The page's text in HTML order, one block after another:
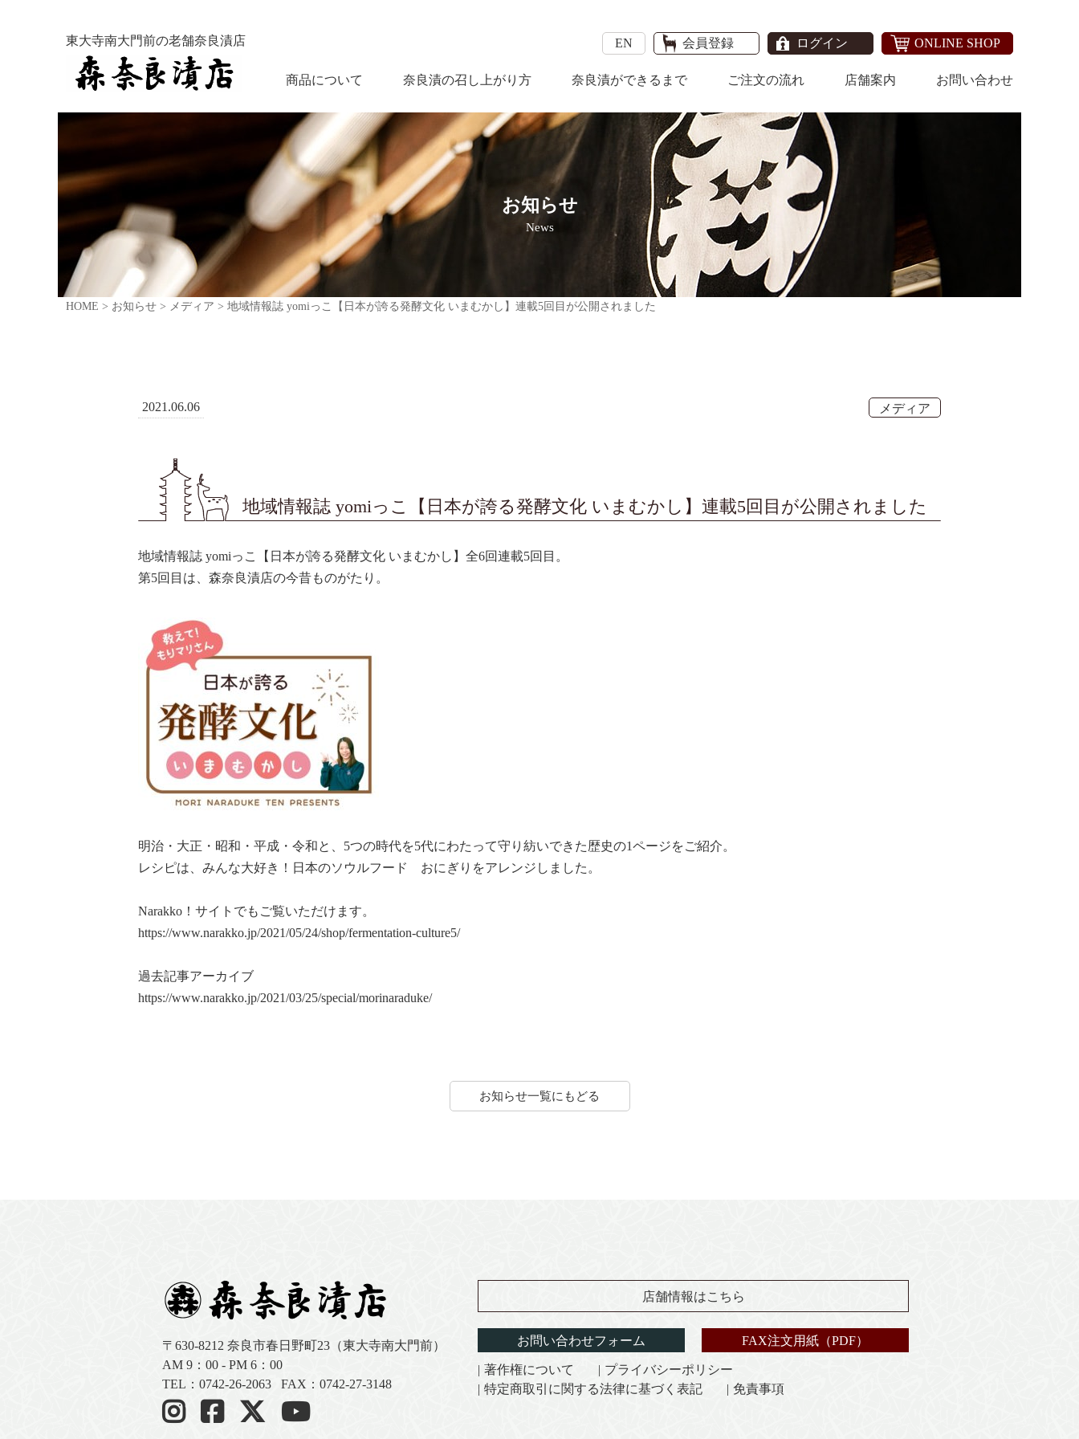
東大寺南大門前の老舗奈良漬店 EN 会員登録 ログイン ONLINE SHOP
商品について 奈良漬の召し上がり方 奈良漬ができるまで ご注文の流れ 店舗案内 お問い合わせ
お知らせ
News
HOME > お知らせ > メディア > 地域情報誌 yomiっこ【日本が誇る発酵文化 いまむかし】連載5回目が公開されました
2021.06.06 メディア
地域情報誌 yomiっこ【日本が誇る発酵文化 いまむかし】連載5回目が公開されました
地域情報誌 yomiっこ【日本が誇る発酵文化 いまむかし】全6回連載5回目。
第5回目は、森奈良漬店の今昔ものがたり。
明治・大正・昭和・平成・令和と、5つの時代を5代にわたって守り紡いできた歴史の1ページをご紹介。
レシピは、みんな大好き！日本のソウルフード おにぎりをアレンジしました。
Narakko！サイトでもご覧いただけます。
https://www.narakko.jp/2021/05/24/shop/fermentation-culture5/
過去記事アーカイブ
https://www.narakko.jp/2021/03/25/special/morinaraduke/
お知らせ一覧にもどる
〒630-8212 奈良市春日野町23（東大寺南大門前）
AM 9：00 - PM 6：00
TEL： 0742-26-2063 FAX：0742-27-3148
店舗情報はこちら
お問い合わせフォーム FAX注文用紙（PDF）
著作権について
プライバシーポリシー
特定商取引に関する法律に基づく表記
免責事項